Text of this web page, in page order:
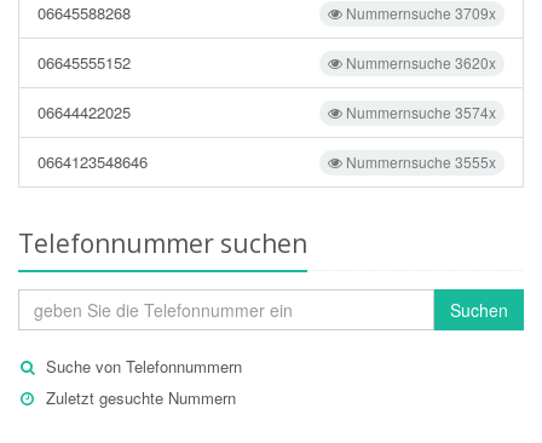
Nummernsuche 3709x
06645588268
Nummernsuche 3620x
06645555152
Nummernsuche 3574x
06644422025
Nummernsuche 3555x
0664123548646
Telefonnummer suchen
Suchen
Suche von Telefonnummern
Zuletzt gesuchte Nummern